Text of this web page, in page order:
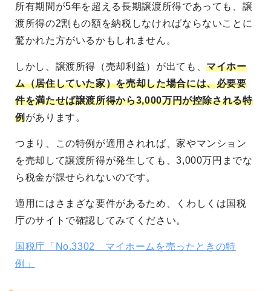
所有期間が5年を超える長期譲渡所得であっても、譲
渡所得の2割もの額を納税しなければならないことに
驚かれた方がいるかもしれません。
しかし、譲渡所得（売却利益）が出ても、マイホー
ム（居住していた家）を売却した場合には、必要要
件を満たせば譲渡所得から3,000万円が控除される特
例があります。
つまり、この特例が適用されれば、家やマンション
を売却して譲渡所得が発生しても、3,000万円までな
ら税金が課せられないのです。
適用にはさまざな要件があるため、くわしくは国税
庁のサイトで確認してみてください。
国税庁「No.3302 マイホームを売ったときの特
例」